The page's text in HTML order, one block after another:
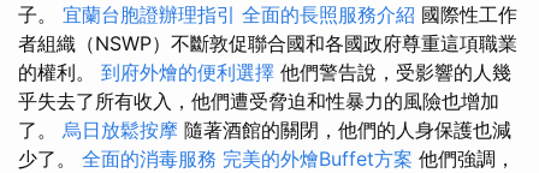
子。 宜蘭台胞證辦理指引 全面的長照服務介紹 國際性工作
者組織（NSWP）不斷敦促聯合國和各國政府尊重這項職業
的權利。 到府外燴的便利選擇 他們警告說，受影響的人幾
乎失去了所有收入，他們遭受脅迫和性暴力的風險也增加
了。 烏日放鬆按摩 隨著酒館的關閉，他們的人身保護也減
少了。 全面的消毒服務 完美的外燴Buffet方案 他們強調，